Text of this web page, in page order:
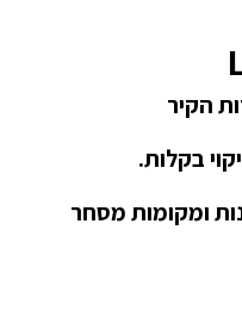
הקיר
בקלות.
ומקומות מסחר